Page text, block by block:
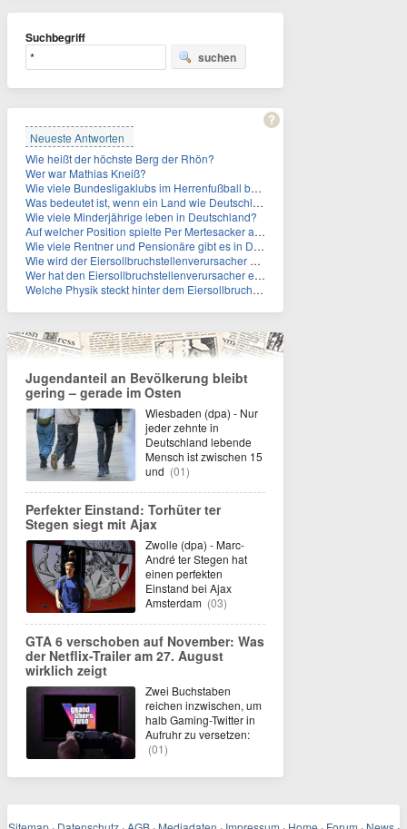
Suchbegriff
suchen
Neueste Antworten
Wie heißt der höchste Berg der Rhön?
Wer war Mathias Kneiß?
Wie viele Bundesligaklubs im Herrenfußball befinden sich in NRW?
Was bedeutet ist, wenn ein Land wie Deutschland ein Demographieproblem hat?
Wie viele Minderjährige leben in Deutschland?
Auf welcher Position spielte Per Mertesacker als Fußballer?
Wie viele Rentner und Pensionäre gibt es in Deutschland aktuell?
Wie wird der Eiersollbruchstellenverursacher auch genannt?
Wer hat den Eiersollbruchstellenverursacher erfunden?
Welche Physik steckt hinter dem Eiersollbruchstellenverursacher?
Jugendanteil an Bevölkerung bleibt
gering – gerade im Osten
Wiesbaden (dpa) - Nur
jeder zehnte in
Deutschland lebende
Mensch ist zwischen 15
und (01)
Perfekter Einstand: Torhüter ter
Stegen siegt mit Ajax
Zwolle (dpa) - Marc-
André ter Stegen hat
einen perfekten
Einstand bei Ajax
Amsterdam (03)
GTA 6 verschoben auf November: Was
der Netflix-Trailer am 27. August
wirklich zeigt
Zwei Buchstaben
reichen inzwischen, um
halb Gaming-Twitter in
Aufruhr zu versetzen:
(01)